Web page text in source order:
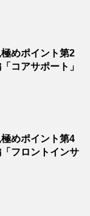
極めポイント第2
コアサポート」
極めポイント第4
フロントインサ